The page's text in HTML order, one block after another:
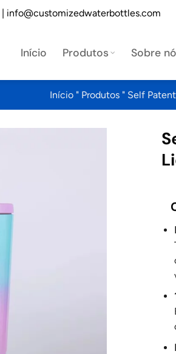
| info@customizedwaterbottles.com
Início Produtos Sobre
Início " Produtos " Self